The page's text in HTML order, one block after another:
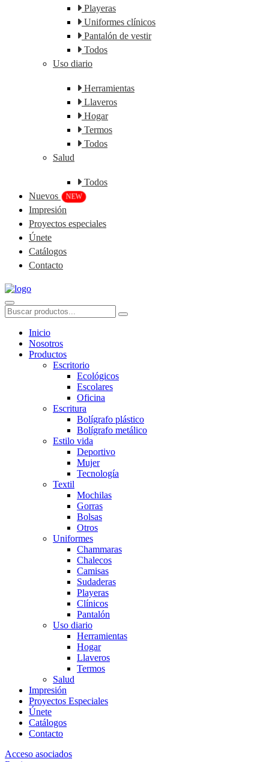
Playeras
Uniformes clínicos
Pantalón de vestir
Todos
Uso diario
Herramientas
Llaveros
Hogar
Termos
Todos
Salud
Todos
Nuevos
NEW
Impresión
Proyectos especiales
Únete
Catálogos
Contacto
Inicio
Nosotros
Productos
Escritorio
Ecológicos
Escolares
Oficina
Escritura
Bolígrafo plástico
Bolígrafo metálico
Estilo vida
Deportivo
Mujer
Tecnología
Textil
Mochilas
Gorras
Bolsas
Otros
Uniformes
Chammaras
Chalecos
Camisas
Sudaderas
Playeras
Clínicos
Pantalón
Uso diario
Herramientas
Hogar
Llaveros
Termos
Salud
Impresión
Proyectos Especiales
Únete
Catálogos
Contacto
Acceso asociados